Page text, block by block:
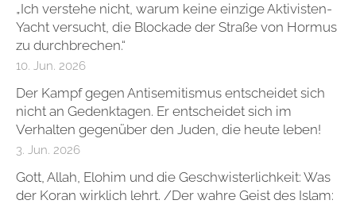
„Ich verstehe nicht, warum keine einzige Aktivisten-
Yacht versucht, die Blockade der Straße von Hormus
zu durchbrechen.“
10. Jun. 2026
Der Kampf gegen Antisemitismus entscheidet sich
nicht an Gedenktagen. Er entscheidet sich im
Verhalten gegenüber den Juden, die heute leben!
3. Jun. 2026
Gott, Allah, Elohim und die Geschwisterlichkeit: Was
der Koran wirklich lehrt. /Der wahre Geist des Islam: